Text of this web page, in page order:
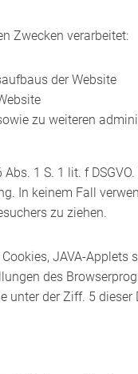
Zwecken verarbeitet:
der Website
zu weiteren
1 S. 1 lit. f
In keinem Fall
zu ziehen.
JAVA-Applets
des
unter der Ziff. 5